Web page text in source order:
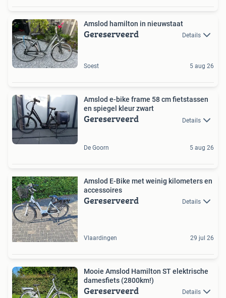
Amslod hamilton in nieuwstaat
Gereserveerd Details
Soest 5 aug 26
Amslod e-bike frame 58 cm fietstassen
en spiegel kleur zwart
Gereserveerd Details
De Goorn 5 aug 26
Amslod E-Bike met weinig kilometers en
accessoires
Gereserveerd Details
Vlaardingen 29 jul 26
Mooie Amslod Hamilton ST elektrische
damesfiets (2800km!)
Gereserveerd Details